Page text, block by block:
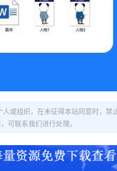
或组织，在未征得本站同意时，禁
可联系我们进行处理。